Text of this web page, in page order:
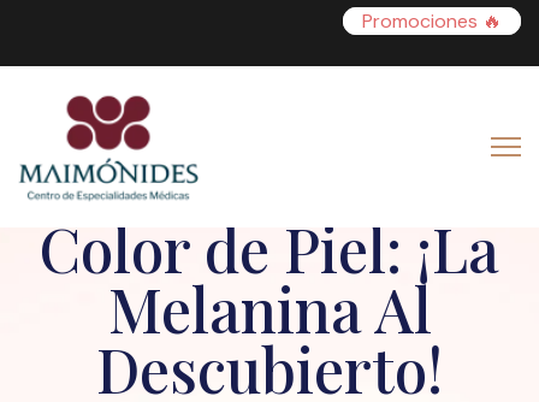
Promociones 🔥
El Secreto de Tu
Color de Piel: ¡La
Melanina Al
Descubierto!